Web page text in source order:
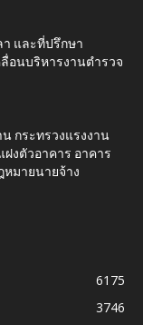
และที่ปรึกษา
อนบริหารงานตำรวจ
กระทรวงแรงงาน
งตัวอาคาร อาคาร
มายนายจ้าง
6175
3746